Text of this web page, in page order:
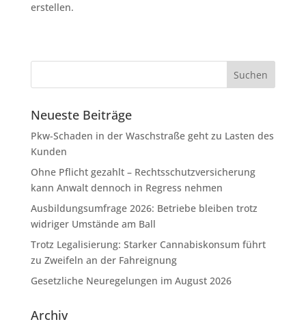
erstellen.
Neueste Beiträge
Pkw-Schaden in der Waschstraße geht zu Lasten des
Kunden
Ohne Pflicht gezahlt – Rechtsschutzversicherung
kann Anwalt dennoch in Regress nehmen
Ausbildungsumfrage 2026: Betriebe bleiben trotz
widriger Umstände am Ball
Trotz Legalisierung: Starker Cannabiskonsum führt
zu Zweifeln an der Fahreignung
Gesetzliche Neuregelungen im August 2026
Archiv